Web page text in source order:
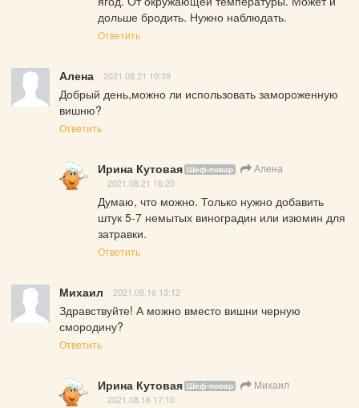
дольше бродить. Нужно наблюдать.
Ответить
Алена 2021.08.21 10:39
Добрый день,можно ли использовать замороженную
вишню?
Ответить
Ирина Кутовая Шеф-повар Алена
2021.08.21 16:20
Думаю, что можно. Только нужно добавить
штук 5-7 немытых виноградин или изюмин для
затравки.
Ответить
Михаил 2021.08.16 13:12
Здравствуйте! А можно вместо вишни черную
смородину?
Ответить
Ирина Кутовая Шеф-повар Михаил
2021.08.16 17:10